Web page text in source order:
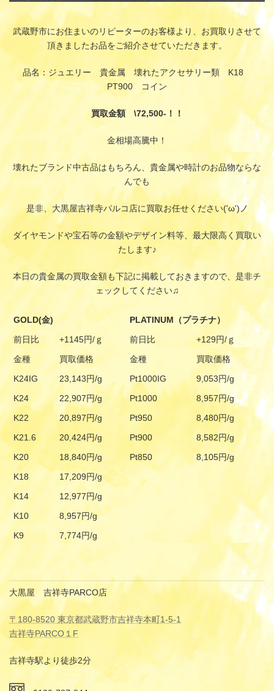
武蔵野市にお住まいのリピーターのお客様より、お買取りさせて
頂きましたお品をご紹介させていただきます。
品名：ジュエリー 貴金属 壊れたアクセサリー類 K18
PT900 コイン
買取金額 \72,500-！！
金相場高騰中！
壊れたブランド中古品はもちろん、貴金属や時計のお品物ならな
んでも
是非、大黒屋吉祥寺パルコ店に買取お任せください('ω')ノ
ダイヤモンドや宝石等の金額やデザイン料等、最大限高く買取い
たします♪
本日の貴金属の買取金額も下記に掲載しておきますので、是非チ
ェックしてください♫
GOLD(金)
PLATINUM（プラチナ）
前日比
+1145円/ｇ 前日比
+129円/ｇ
金種
買取価格 金種
買取価格
K24IG
23,143円/g Pt1000IG
9,053円/g
K24
22,907円/g Pt1000
8,957円/g
K22
20,897円/g Pt950
8,480円/g
K21.6
20,424円/g Pt900
8,582円/g
K20
18,840円/g Pt850
8,105円/g
K18
17,209円/g
K14
12,977円/g
K10
8,957円/g
K9
7,774円/g
大黒屋 吉祥寺PARCO店
〒180-8520 東京都武蔵野市吉祥寺本町1-5-1
吉祥寺PARCO１F
吉祥寺駅より徒歩2分